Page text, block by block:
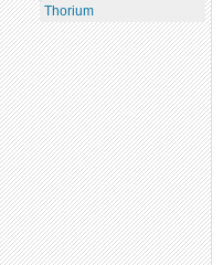
Thorium